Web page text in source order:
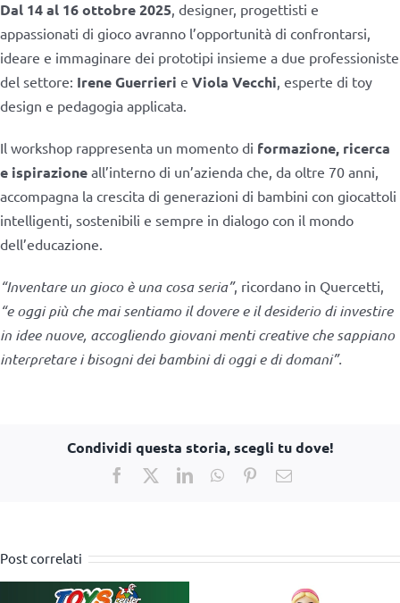
Dal 14 al 16 ottobre 2025, designer, progettisti e
appassionati di gioco avranno l’opportunità di confrontarsi,
ideare e immaginare dei prototipi insieme a due professioniste
del settore: Irene Guerrieri e Viola Vecchi, esperte di toy
design e pedagogia applicata.
Il workshop rappresenta un momento di formazione, ricerca
e ispirazione all’interno di un’azienda che, da oltre 70 anni,
accompagna la crescita di generazioni di bambini con giocattoli
intelligenti, sostenibili e sempre in dialogo con il mondo
dell’educazione.
“Inventare un gioco è una cosa seria”, ricordano in Quercetti,
“e oggi più che mai sentiamo il dovere e il desiderio di investire
in idee nuove, accogliendo giovani menti creative che sappiano
interpretare i bisogni dei bambini di oggi e di domani”.
Condividi questa storia, scegli tu dove!
Facebook
X LinkedInWhatsApp
PinterestEmail
Post correlati